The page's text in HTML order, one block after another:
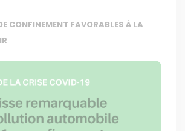
CONFINEMENT FAVORABLES À LA